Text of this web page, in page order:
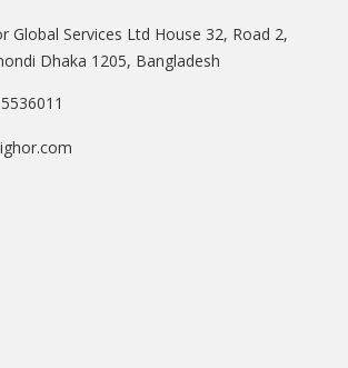
Global Services Ltd House 32, Road 2,
Dhaka 1205, Bangladesh